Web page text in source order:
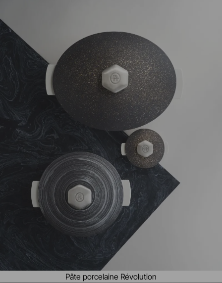
Pâte porcelaine Révolution